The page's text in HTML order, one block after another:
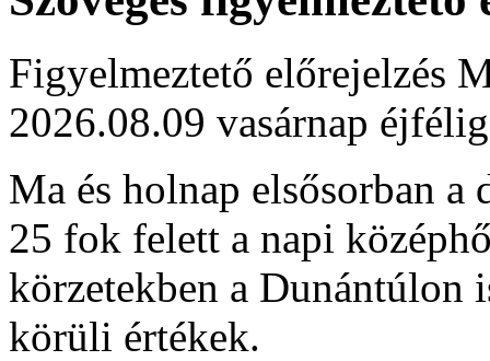
Figyelmeztető előrejelzés
2026.08.09 vasárnap éjfélig
Ma és holnap elsősorban
25 fok felett a napi
körzetekben a Dunántúlon
körüli értékek.